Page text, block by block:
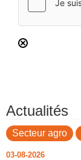
Actualités
Secteur agro
03-08-2026